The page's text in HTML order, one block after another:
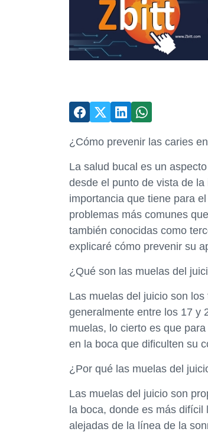
¿Cómo prevenir las caries
La salud bucal es un
desde el punto de vista de
importancia que tiene para
problemas más comunes
también conocidas como
explicaré cómo prevenir su
¿Qué son las muelas del
Las muelas del juicio son
generalmente entre los 17 y
muelas, lo cierto es que
en la boca que dificulten su
¿Por qué las muelas del
Las muelas del juicio son
la boca, donde es más
alejadas de la línea de la